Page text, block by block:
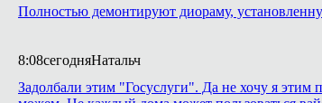
Полностью демонтируют диораму,
8:08сегодняНатальч
Задолбали этим "Госуслуги". Да не хочу я этим